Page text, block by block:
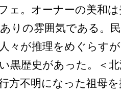
ェ。オーナーの美和
りの雰囲気である。
々が推理をめぐらす
黒歴史があった。＜
方不明になった祖母